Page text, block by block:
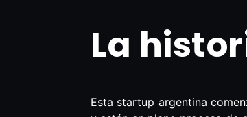
La
Esta startup argentina